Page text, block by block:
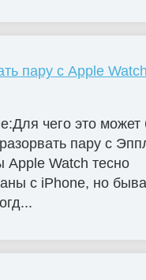
пару с Apple
чего это может
пару с
Apple Watch тесно
с iPhone, но